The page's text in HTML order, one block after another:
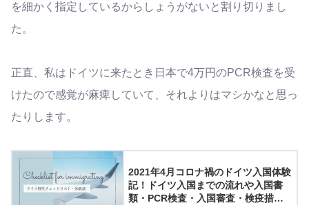
を細かく指定しているからしょうがないと割り切りまし
た。
正直、私はドイツに来たとき日本で4万円のPCR検査を受
けたので感覚が麻痺していて、それよりはマシかなと思っ
たりします。
2021年4月コロナ禍のドイツ入国体験
記！ドイツ入国までの流れや入国書
類・PCR検査・入国審査・検疫措置